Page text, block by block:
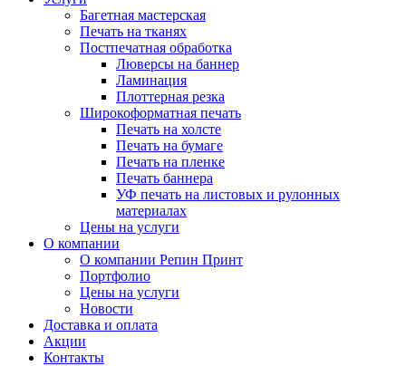
Багетная мастерская
Печать на тканях
Постпечатная обработка
Люверсы на баннер
Ламинация
Плоттерная резка
Широкоформатная печать
Печать на холсте
Печать на бумаге
Печать на пленке
Печать баннера
УФ печать на листовых и рулонных
материалах
Цены на услуги
О компании
О компании Репин Принт
Портфолио
Цены на услуги
Новости
Доставка и оплата
Акции
Контакты